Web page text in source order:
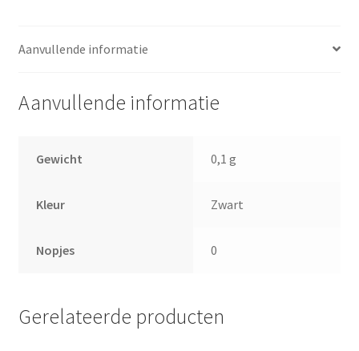
Aanvullende informatie
Aanvullende informatie
Gewicht 0,1 g
Kleur Zwart
Nopjes 0
Gerelateerde producten